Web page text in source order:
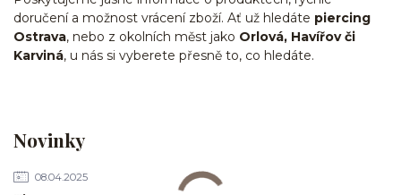
Novinky
08.04.2025
doručení a možnost vrácení zboží. Ať už hledáte piercing
Ostrava, nebo z okolních měst jako Orlová, Havířov či
Karviná, u nás si vyberete přesně to, co hledáte.